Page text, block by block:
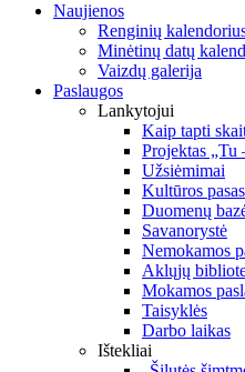
Naujienos
Renginių
Minėtinų datų
Vaizdų galerija
Paslaugos
Lankytojui
Kaip tapti
Projektas „Tu
Užsiėmimai
Kultūros pasas
Duomenų
Savanorystė
Nemokamos
Aklųjų
Mokamos
Taisyklės
Darbo laikas
Ištekliai